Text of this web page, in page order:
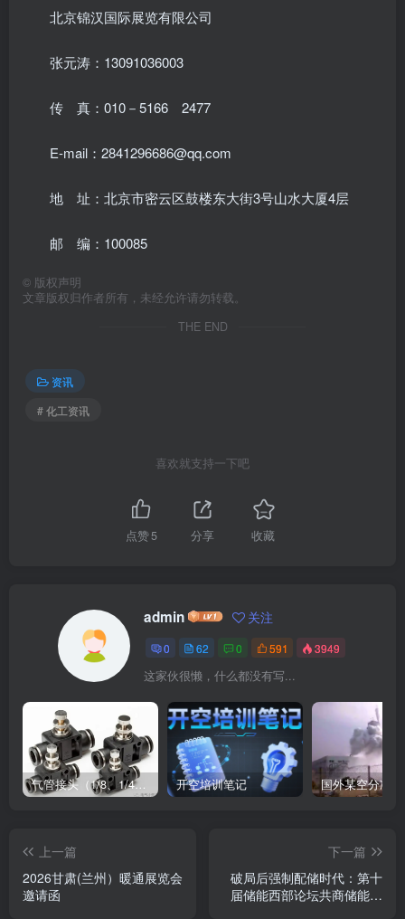
北京锦汉国际展览有限公司
张元涛：13091036003
传 真：010－5166 2477
E-mail：2841296686@qq.com
地 址：北京市密云区鼓楼东大街3号山水大厦4层
邮 编：100085
© 版权声明
文章版权归作者所有，未经允许请勿转载。
THE END
资讯
# 化工资讯
喜欢就支持一下吧
点赞5 分享 收藏
admin 关注
0 62 0 591 3949
这家伙很懒，什么都没有写...
气管接头（1/8、1/4、3/8、1/2）代表含义 开空培训笔记
上一篇
2026甘肃(兰州）暖通展览会
邀请函
下一篇
破局后强制配储时代：第十
届储能西部论坛共商储能价